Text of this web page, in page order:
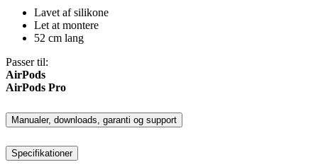
Lavet af silikone
Let at montere
52 cm lang
Passer til:
AirPods
AirPods Pro
Manualer, downloads, garanti og support
Specifikationer